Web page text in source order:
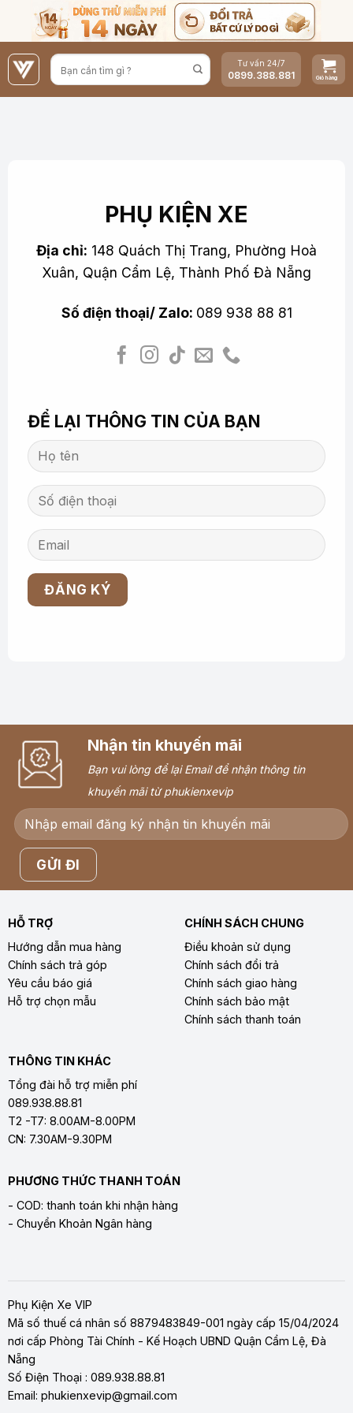
nội
dung
Tư vấn 24/7
0899.388.881
PHỤ KIỆN XE
Địa chỉ: 148 Quách Thị Trang, Phường Hoà
Xuân, Quận Cẩm Lệ, Thành Phố Đà Nẵng
Số điện thoại/ Zalo: 089 938 88 81
ĐỂ LẠI THÔNG TIN CỦA BẠN
Nhận tin khuyến mãi
Bạn vui lòng để lại Email để nhận thông tin
khuyến mãi từ phukienxevip
HỖ TRỢ
Hướng dẫn mua hàng
Chính sách trả góp
Yêu cầu báo giá
Hỗ trợ chọn mẫu
CHÍNH SÁCH CHUNG
Điều khoản sử dụng
Chính sách đổi trả
Chính sách giao hàng
Chính sách bảo mật
Chính sách thanh toán
THÔNG TIN KHÁC
Tổng đài hỗ trợ miễn phí
089.938.88.81
T2 -T7: 8.00AM-8.00PM
CN: 7.30AM-9.30PM
PHƯƠNG THỨC THANH TOÁN
- COD: thanh toán khi nhận hàng
- Chuyển Khoản Ngân hàng
Phụ Kiện Xe VIP
Mã số thuế cá nhân số 8879483849-001 ngày cấp 15/04/2024
nơi cấp Phòng Tài Chính - Kế Hoạch UBND Quận Cẩm Lệ, Đà
Nẵng
Số Điện Thoại : 089.938.88.81
Email: phukienxevip@gmail.com